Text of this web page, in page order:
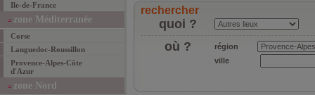
Ile-de-France
zone Méditerranée
Corse
Languedoc-Roussillon
Provence-Alpes-Côte
d'Azur
zone Nord
rechercher
quoi ?
où ?
région
ville